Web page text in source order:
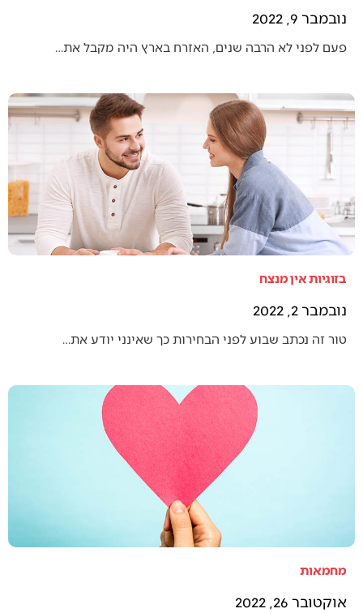
נובמבר 9, 2022
פעם לפני לא הרבה שנים, האזרח בארץ היה מקבל את…
בזוגיות אין מנצח
נובמבר 2, 2022
טור זה נכתב שבוע לפני הבחירות כך שאינני יודע את…
מחמאות
אוקטובר 26, 2022